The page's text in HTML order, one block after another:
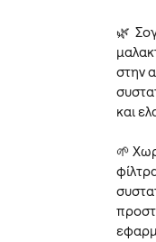
🌿
στην
και
🌱